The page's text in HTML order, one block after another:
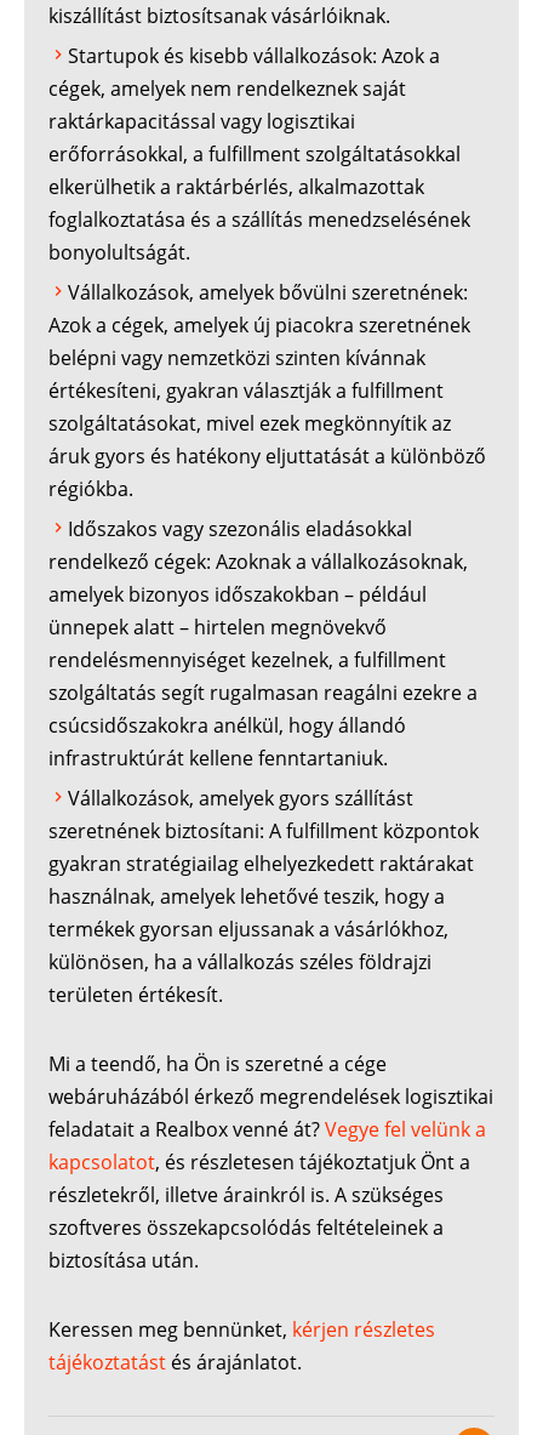
kiszállítást biztosítsanak vásárlóiknak.
Startupok és kisebb vállalkozások: Azok a
cégek, amelyek nem rendelkeznek saját
raktárkapacitással vagy logisztikai
erőforrásokkal, a fulfillment szolgáltatásokkal
elkerülhetik a raktárbérlés, alkalmazottak
foglalkoztatása és a szállítás menedzselésének
bonyolultságát.
Vállalkozások, amelyek bővülni szeretnének:
Azok a cégek, amelyek új piacokra szeretnének
belépni vagy nemzetközi szinten kívánnak
értékesíteni, gyakran választják a fulfillment
szolgáltatásokat, mivel ezek megkönnyítik az
áruk gyors és hatékony eljuttatását a különböző
régiókba.
Időszakos vagy szezonális eladásokkal
rendelkező cégek: Azoknak a vállalkozásoknak,
amelyek bizonyos időszakokban – például
ünnepek alatt – hirtelen megnövekvő
rendelésmennyiséget kezelnek, a fulfillment
szolgáltatás segít rugalmasan reagálni ezekre a
csúcsidőszakokra anélkül, hogy állandó
infrastruktúrát kellene fenntartaniuk.
Vállalkozások, amelyek gyors szállítást
szeretnének biztosítani: A fulfillment központok
gyakran stratégiailag elhelyezkedett raktárakat
használnak, amelyek lehetővé teszik, hogy a
termékek gyorsan eljussanak a vásárlókhoz,
különösen, ha a vállalkozás széles földrajzi
területen értékesít.
Mi a teendő, ha Ön is szeretné a cége
webáruházából érkező megrendelések logisztikai
feladatait a Realbox venné át?Vegye fel velünk a
kapcsolatot, és részletesen tájékoztatjuk Önt a
részletekről, illetve árainkról is. A szükséges
szoftveres összekapcsolódás feltételeinek a
biztosítása után.
Keressen meg bennünket, kérjen részletes
tájékoztatást és árajánlatot.